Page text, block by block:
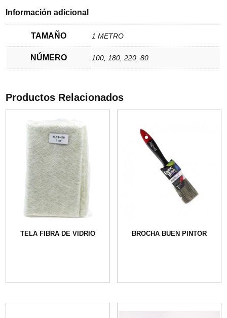
Información adicional
TAMAÑO 1 METRO
NÚMERO 100, 180, 220, 80
Productos Relacionados
TELA FIBRA DE VIDRIO BROCHA BUEN PINTOR